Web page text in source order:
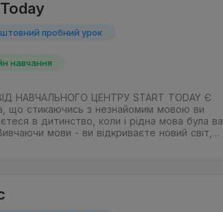
пробний урок
навчання
НАВЧАЛЬНОГО ЦЕНТРУ START TODAY Є
що стикаючись з незнайомим мовою ви
в дитинство, коли і рідна мова була
мови - ви відкриваєте новий світ,…